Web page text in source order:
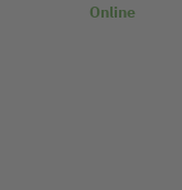
Online